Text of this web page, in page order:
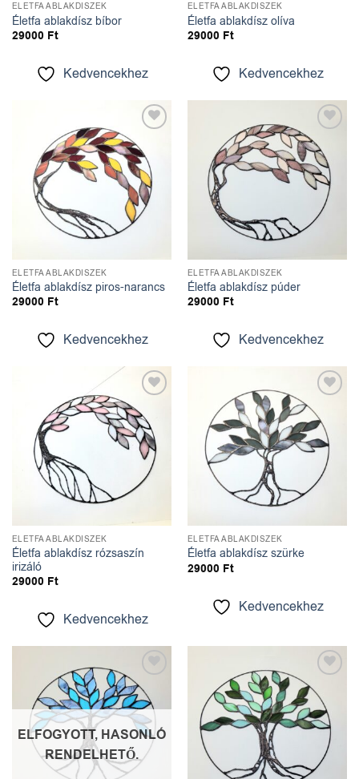
ÉLETFA ABLAKDÍSZEK
Életfa ablakdísz bíbor
29000 Ft
Kedvencekhez
ÉLETFA ABLAKDÍSZEK
Életfa ablakdísz olíva
29000 Ft
Kedvencekhez
Kedvencekhez
ÉLETFA ABLAKDÍSZEK
Életfa ablakdísz piros-narancs
29000 Ft
Kedvencekhez
Kedvencekhez
ÉLETFA ABLAKDÍSZEK
Életfa ablakdísz púder
29000 Ft
Kedvencekhez
Kedvencekhez
ÉLETFA ABLAKDÍSZEK
Életfa ablakdísz rózsaszín
irizáló
29000 Ft
Kedvencekhez
Kedvencekhez
ÉLETFA ABLAKDÍSZEK
Életfa ablakdísz szürke
29000 Ft
Kedvencekhez
Kedvencekhez
ELFOGYOTT, HASONLÓ
RENDELHETŐ.
Kedvencekhez